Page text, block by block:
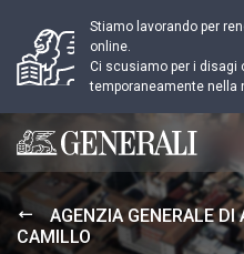
Stiamo lavorando per
online.
Ci scusiamo per i
temporaneamente nella
Generali logo
AGENZIA GENERALE
CAMILLO